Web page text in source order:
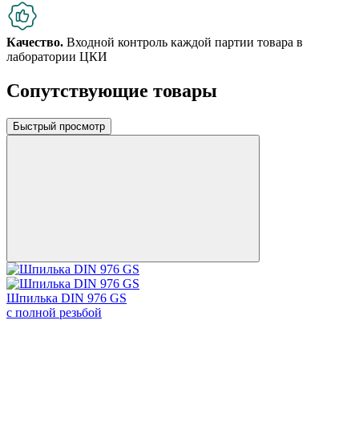
Качество. Входной контроль каждой партии товара в
лаборатории ЦКИ
Сопутствующие товары
Быстрый просмотр
Шпилька DIN 976 GS
с полной резьбой